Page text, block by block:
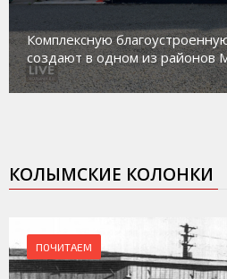
работе
КОЛЫМСКИЕ КОЛОНКИ
ПОЧИТАЕМ